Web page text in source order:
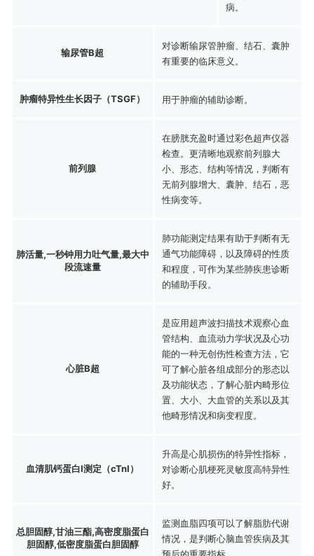
病。
输尿管B超
对诊断输尿管肿瘤、结石、囊肿
有重要的临床意义。
肿瘤特异性生长因子（TSGF） 用于肿瘤的辅助诊断。
前列腺
在膀胱充盈时通过彩色超声仪器
检查。更清晰地观察前列腺大
小、形态、结构等情况，判断有
无前列腺增大、囊肿、结石，恶
性病变等。
肺活量,一秒钟用力吐气量,最大中
段流速量
肺功能测定结果有助于判断有无
通气功能障碍，以及障碍的性质
和程度，可作为某些肺疾患诊断
的辅助手段。
心脏B超
是应用超声波扫描技术观察心血
管结构、血流动力学状况及心功
能的一种无创伤性检查方法，它
可了解心脏各组成部分的形态以
及功能状态，了解心脏内畸形位
置、大小、大血管的关系以及其
他畸形情况和病变程度。
血清肌钙蛋白I测定（cTnI）
升高是心肌损伤的特异性指标，
对诊断心肌梗死灵敏度高特异性
好。
总胆固醇,甘油三酯,高密度脂蛋白
胆固醇,低密度脂蛋白胆固醇
监测血脂四项可以了解脂肪代谢
情况，是判断心脑血管疾病及其
预后的重要指标。